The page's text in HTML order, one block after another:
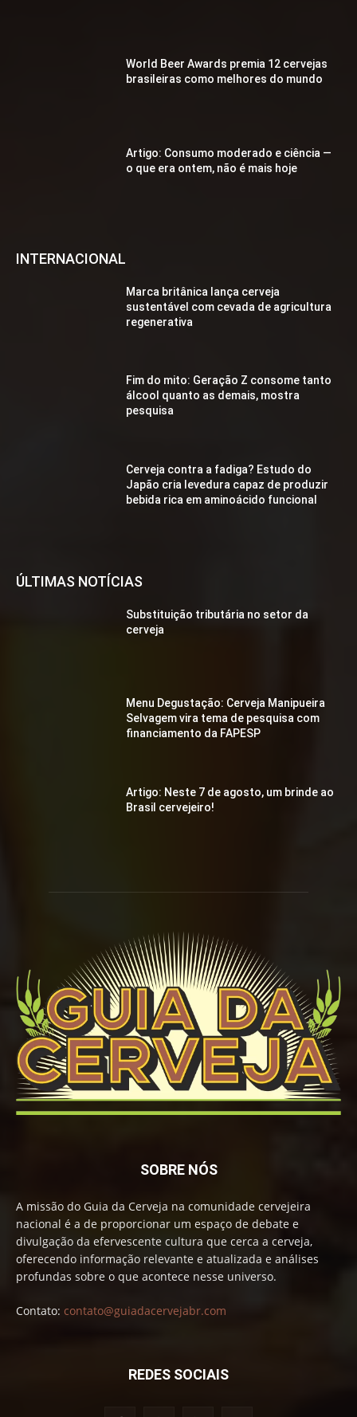
World Beer Awards premia 12 cervejas
brasileiras como melhores do mundo
Artigo: Consumo moderado e ciência —
o que era ontem, não é mais hoje
INTERNACIONAL
Marca britânica lança cerveja
sustentável com cevada de agricultura
regenerativa
Fim do mito: Geração Z consome tanto
álcool quanto as demais, mostra
pesquisa
Cerveja contra a fadiga? Estudo do
Japão cria levedura capaz de produzir
bebida rica em aminoácido funcional
ÚLTIMAS NOTÍCIAS
Substituição tributária no setor da
cerveja
Menu Degustação: Cerveja Manipueira
Selvagem vira tema de pesquisa com
financiamento da FAPESP
Artigo: Neste 7 de agosto, um brinde ao
Brasil cervejeiro!
SOBRE NÓS
A missão do Guia da Cerveja na comunidade cervejeira
nacional é a de proporcionar um espaço de debate e
divulgação da efervescente cultura que cerca a cerveja,
oferecendo informação relevante e atualizada e análises
profundas sobre o que acontece nesse universo.
Contato: contato@guiadacervejabr.com
REDES SOCIAIS